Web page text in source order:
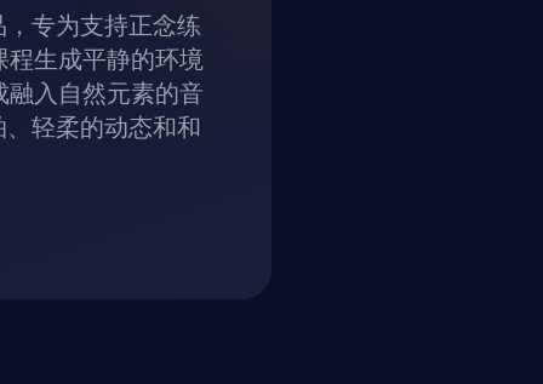
专为支持正念练
程生成平静的环境
入自然元素的音
轻柔的动态和和